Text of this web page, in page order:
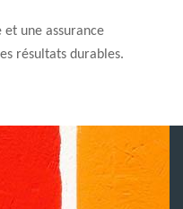
et une assurance
résultats durables.